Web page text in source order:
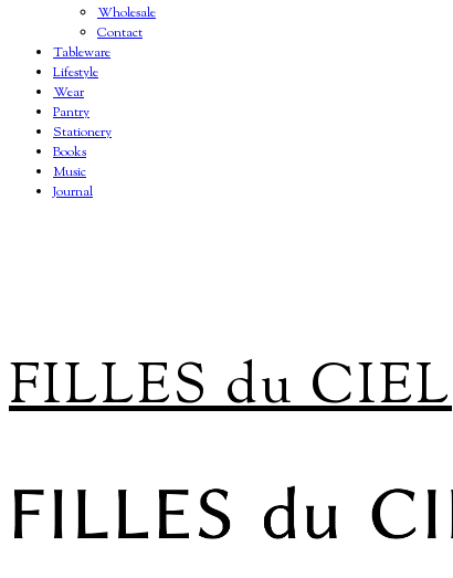
Wholesale
Contact
Tableware
Lifestyle
Wear
Pantry
Stationery
Books
Music
Journal
FILLES du CIEL